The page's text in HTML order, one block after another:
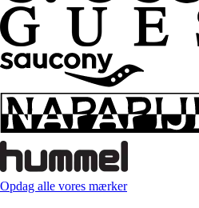
Opdag alle vores mærker